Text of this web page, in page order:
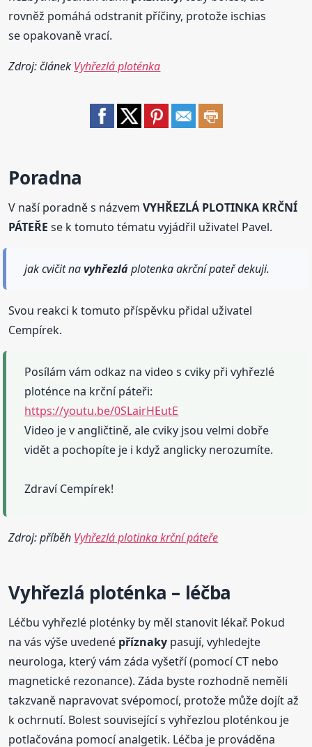
rovněž pomáhá odstranit příčiny, protože ischias
se opakovaně vrací.
Zdroj: článek Vyhřezlá ploténka
Poradna
V naší poradně s názvemVYHŘEZLÁ PLOTINKA KRČNÍ
PÁTEŘE se k tomuto tématu vyjádřil uživatel Pavel.
jak cvičit navyhřezláplotenka akrční pateř dekuji.
Svou reakci k tomuto příspěvku přidal uživatel
Cempírek.
Posílám vám odkaz na video s cviky při vyhřezlé
ploténce na krční páteři:
https://youtu.be/0SLairHEutE
Video je v angličtině, ale cviky jsou velmi dobře
vidět a pochopíte je i když anglicky nerozumíte.
Zdraví Cempírek!
Zdroj: příběh Vyhřezlá plotinka krční páteře
Vyhřezlá ploténka – léčba
Léčbu vyhřezlé ploténky by měl stanovit lékař. Pokud
na vás výše uvedené příznaky pasují, vyhledejte
neurologa, který vám záda vyšetří (pomocí CT nebo
magnetické rezonance). Záda byste rozhodně neměli
takzvaně napravovat svépomocí, protože může dojít až
k ochrnutí. Bolest související s vyhřezlou ploténkou je
potlačována pomocí analgetik. Léčba je prováděna